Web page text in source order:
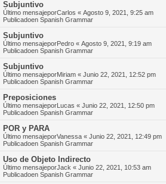
Subjuntivo
Último mensajeporCarlos « Agosto 9, 2021, 9:25 am
Publicadoen Spanish Grammar
Subjuntivo
Último mensajeporPedro « Agosto 9, 2021, 9:19 am
Publicadoen Spanish Grammar
Subjuntivo
Último mensajeporMiriam « Junio 22, 2021, 12:52 pm
Publicadoen Spanish Grammar
Preposiciones
Último mensajeporLucas « Junio 22, 2021, 12:50 pm
Publicadoen Spanish Grammar
POR y PARA
Último mensajeporVanessa « Junio 22, 2021, 12:49 pm
Publicadoen Spanish Grammar
Uso de Objeto Indirecto
Último mensajeporJack « Junio 22, 2021, 10:53 am
Publicadoen Spanish Grammar